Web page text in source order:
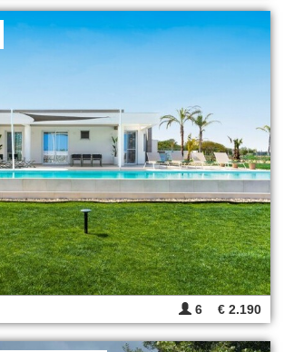
6 € 2.190